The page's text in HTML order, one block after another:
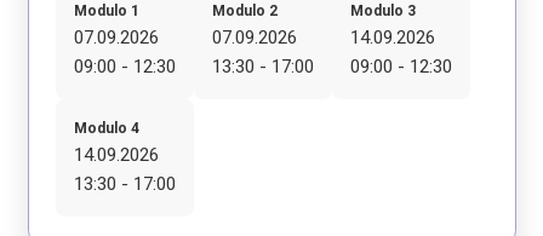
Modulo 1
07.09.2026
09:00 - 12:30
Modulo 2
07.09.2026
13:30 - 17:00
Modulo 3
14.09.2026
09:00 - 12:30
Modulo 4
14.09.2026
13:30 - 17:00